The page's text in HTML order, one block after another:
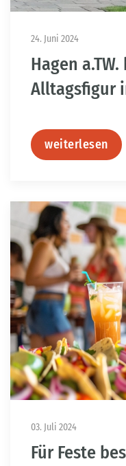
24. Juni 2024
Hagen
Alltagsfigur
weiterlesen
03. Juli 2024
Für Feste